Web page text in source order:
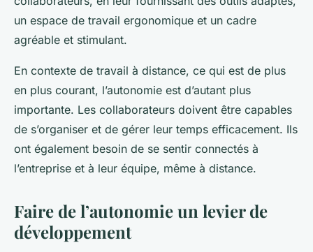
un espace de travail ergonomique et un cadre
agréable et stimulant.
En contexte de travail à distance, ce qui est de plus
en plus courant, l’autonomie est d’autant plus
importante. Les collaborateurs doivent être capables
de s’organiser et de gérer leur temps efficacement. Ils
ont également besoin de se sentir connectés à
l’entreprise et à leur équipe, même à distance.
Faire de l’autonomie un levier de
développement